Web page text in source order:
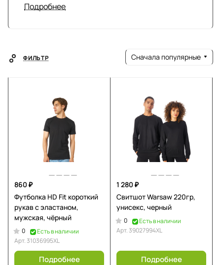
любых условиях. Мы создаем одежду, которая
акций.
Подробнее
ФИЛЬТР Сначала популярные
860 ₽
Футболка HD Fit короткий
рукав с эластаном,
мужская, чёрный
0
Есть в наличии
Арт.31036995XL
Подробнее
1 280 ₽
Свитшот Warsaw 220гр,
унисекс, черный
0
Есть в наличии
Арт.39027994XL
Подробнее